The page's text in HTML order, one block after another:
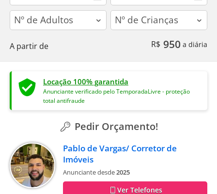
adults children
A partir de R$ 950 a diária
Locação 100% garantida
Anunciante verificado pelo TemporadaLivre - proteção
total antifraude
Pedir Orçamento!
Pablo de Vargas/ Corretor de
Imóveis
Anunciante desde2025
Ver Telefones